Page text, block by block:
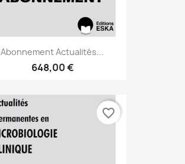
Abonnement Actualités...
648,00 €
favorite_border